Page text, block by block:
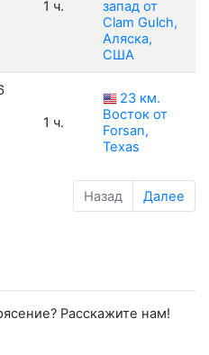
1 ч.
запад от
Clam Gulch,
Аляска,
США
1 ч.
23 км.
Восток от
Forsan,
Texas
Назад Далее
Расскажите нам!